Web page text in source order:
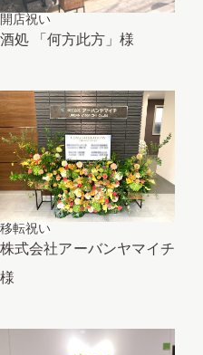
開店祝い
酒処 「何方此方」様
移転祝い
株式会社アーバンヤマイチ
様